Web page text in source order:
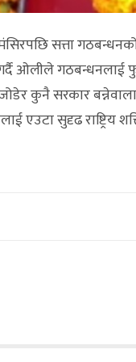
सत्ता
ओलीले गठबन्धनलाई
कुनै सरकार
एउटा सुदृढ राष्ट्रिय